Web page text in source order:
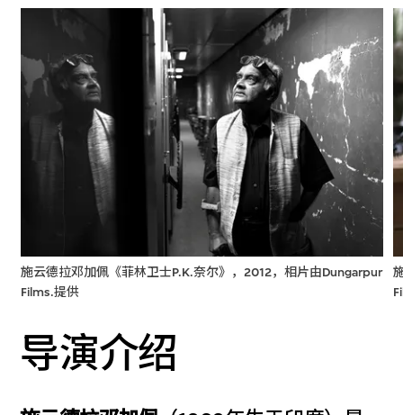
施云德拉邓加佩《菲林卫士P.K.奈尔》，2012，相片由Dungarpur
Films.提供
导演介绍